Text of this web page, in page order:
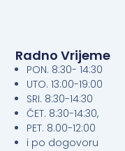
Radno Vrijeme
PON. 8:30- 14:30
UTO. 13:00-19:00
SRI. 8:30-14:30
ČET. 8:30-14:30,
PET. 8.00-12:00
i po dogovoru